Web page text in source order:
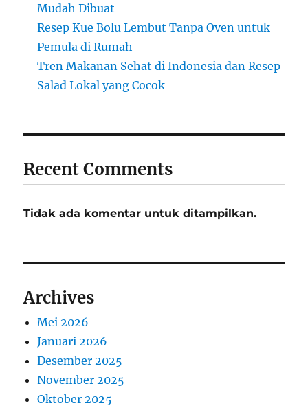
Mudah Dibuat
Resep Kue Bolu Lembut Tanpa Oven untuk
Pemula di Rumah
Tren Makanan Sehat di Indonesia dan Resep
Salad Lokal yang Cocok
Recent Comments
Tidak ada komentar untuk ditampilkan.
Archives
Mei 2026
Januari 2026
Desember 2025
November 2025
Oktober 2025